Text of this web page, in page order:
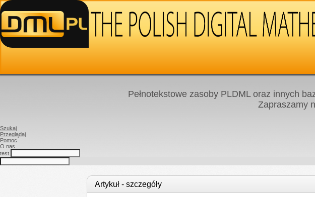
Pełnotekstowe zasoby PLDML oraz innych
Zapraszamy
Szukaj
Przeglądaj
Pomoc
O nas
test
Artykuł - szczegóły